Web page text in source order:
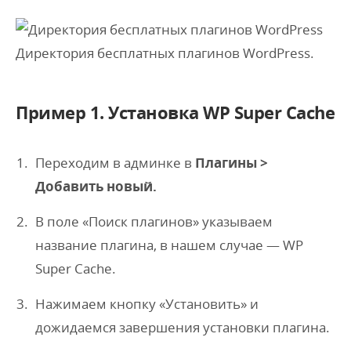
Директория бесплатных плагинов WordPress.
Пример 1. Установка WP Super Cache
Переходим в админке в Плагины >
Добавить новый.
В поле «Поиск плагинов» указываем
название плагина, в нашем случае — WP
Super Cache.
Нажимаем кнопку «Установить» и
дожидаемся завершения установки плагина.